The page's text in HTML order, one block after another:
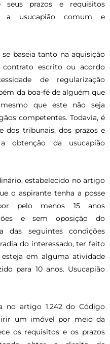
prazos e requisitos
a usucapião comum e
baseia tanto na aquisição
escrito ou acordo
de regularização
da boa-fé de alguém que
que este não seja
competentes. Todavia, é
dos tribunais, dos prazos e
obtenção da usucapião
estabelecido no artigo
o aspirante tenha a posse
pelo menos 15 anos
e sem oposição do
das seguintes condições
do interessado, ter feito
em alguma atividade
para 10 anos. Usucapião
no artigo 1.242 do Código
um imóvel por meio da
os requisitos e os prazos